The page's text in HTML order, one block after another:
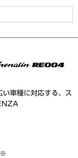
い車種に対応する、ス
※